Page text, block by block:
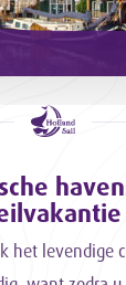
het levendige